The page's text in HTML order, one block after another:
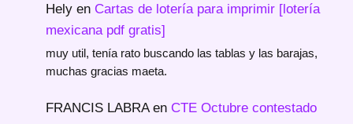
Hely en Cartas de lotería para imprimir [lotería
mexicana pdf gratis]
muy util, tenía rato buscando las tablas y las barajas,
muchas gracias maeta.
FRANCIS LABRAen CTE Octubre contestado